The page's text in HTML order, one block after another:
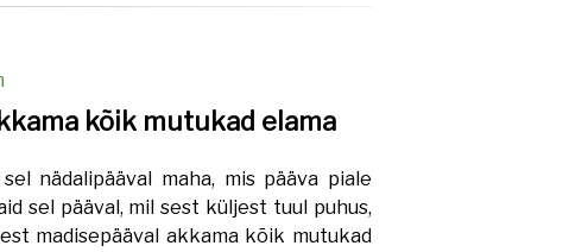
kõik mutukad elama
nädalipääval maha, mis pääva piale
sel pääval, mil sest küljest tuul puhus,
madisepääval akkama kõik mutukad